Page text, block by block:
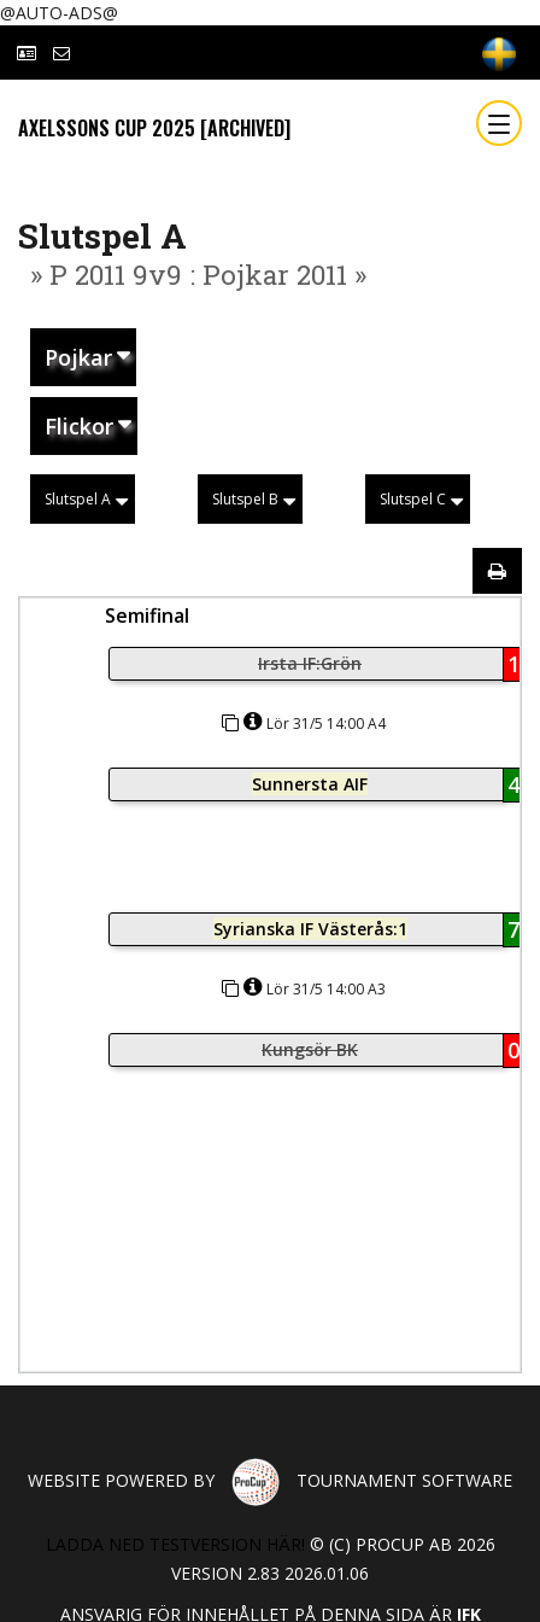
@AUTO-ADS@
AXELSSONS CUP 2025 [ARCHIVED]
Slutspel A
» P 2011 9v9 : Pojkar 2011 »
Pojkar
Flickor
Slutspel A Slutspel B Slutspel C
Semifinal
Irsta IF:Grön 1
Lör 31/5 14:00 A4
Sunnersta AIF 4
Syrianska IF Västerås:1 7
Lör 31/5 14:00 A3
Kungsör BK 0
WEBSITE POWERED BY TOURNAMENT SOFTWARE
LADDA NED TESTVERSION HÄR! © (C) PROCUP AB 2026
VERSION 2.83 2026.01.06
ANSVARIG FÖR INNEHÅLLET PÅ DENNA SIDA ÄR IFK